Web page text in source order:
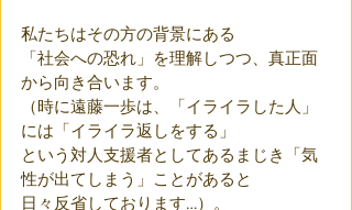
私たちはその方の背景にある
「社会への恐れ」を理解しつつ、真正面
から向き合います。
（時に遠藤一歩は、「イライラした人」
には「イライラ返しをする」
という対人支援者としてあるまじき「気
性が出てしまう」ことがあると
日々反省しております…）。